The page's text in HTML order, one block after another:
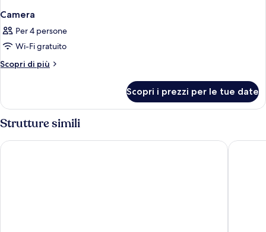
Camera
Per 4 persone
Wi-Fi gratuito
Scopri di più
Altri
Scopri i prezzi per le tue date
Strutture simili
Reykjavik Lights by Keahotels Hotel